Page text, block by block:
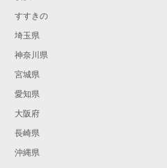
すすきの
埼玉県
神奈川県
宮城県
愛知県
大阪府
長崎県
沖縄県